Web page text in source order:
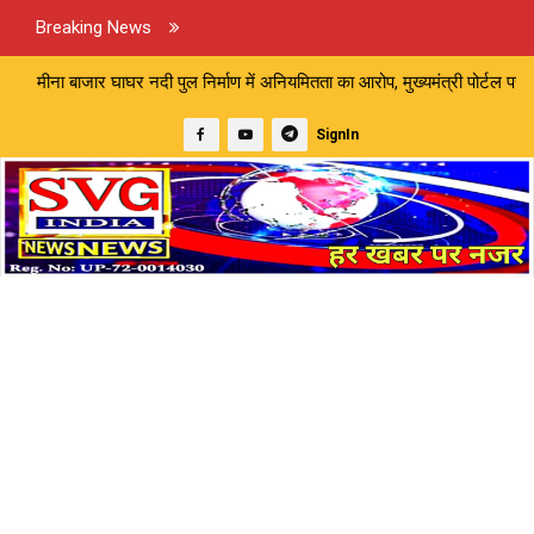
Breaking News
पुल निर्माण में अनियमितता का आरोप, मुख्यमंत्री पोर्टल पर शिकायत |
SignIn